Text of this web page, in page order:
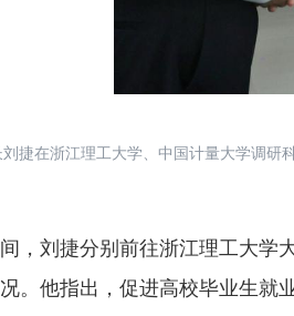
刘捷在浙江理工大学、中国计量大学调
刘捷分别前往浙江理工大学大
。他指出，促进高校毕业生就